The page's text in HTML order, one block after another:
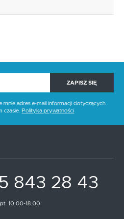
ZAPISZ SIĘ
adres e-mail informacji dotyczących
czasie. Polityka prywatności
843 28 43
10.00-18.00